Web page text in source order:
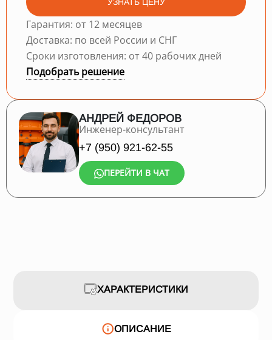
Гарантия: от 12 месяцев
Доставка: по всей России и СНГ
Сроки изготовления: от 40 рабочих дней
Подобрать решение
АНДРЕЙ ФЕДОРОВ
Инженер-консультант
+7 (950) 921-62-55
ПЕРЕЙТИ В ЧАТ
ХАРАКТЕРИСТИКИ
ОПИСАНИЕ